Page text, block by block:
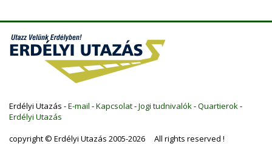
Erdélyi Utazás -E-mail -Kapcsolat-Jogi tudnivalók-Quartierok-
Erdélyi Utazás
copyright © Erdélyi Utazás 2005-2026 All rights reserved !